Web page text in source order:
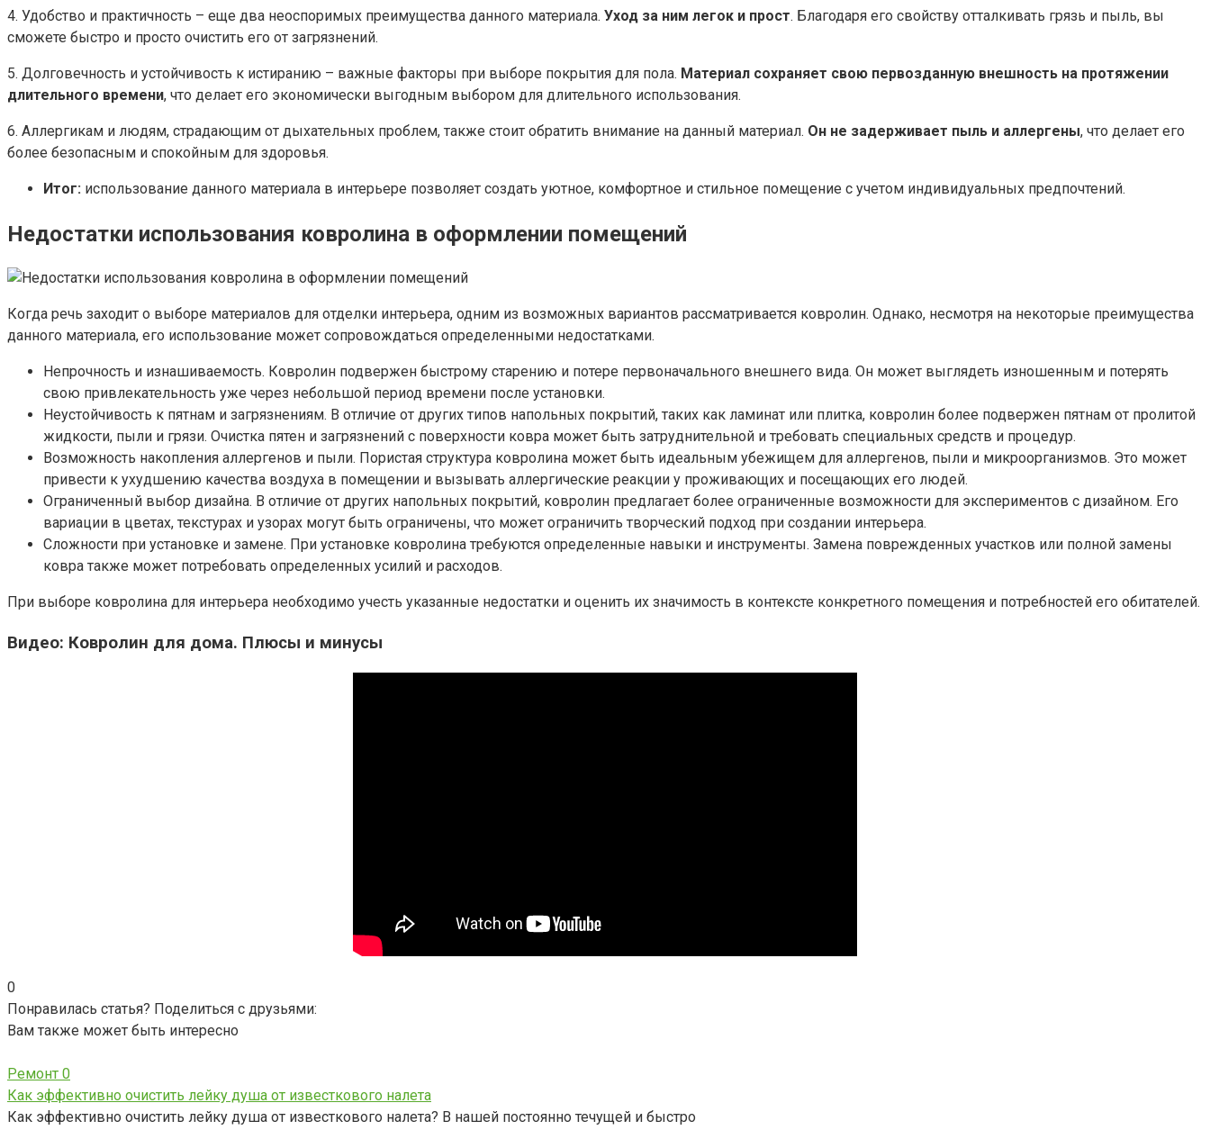
4. Удобство и практичность – еще два неоспоримых преимущества данного материала. Уход за ним легок и прост. Благодаря его свойству отталкивать грязь и пыль, вы
сможете быстро и просто очистить его от загрязнений.
5. Долговечность и устойчивость к истиранию – важные факторы при выборе покрытия для пола. Материал сохраняет свою первозданную внешность на протяжении
длительного времени, что делает его экономически выгодным выбором для длительного использования.
6. Аллергикам и людям, страдающим от дыхательных проблем, также стоит обратить внимание на данный материал. Он не задерживает пыль и аллергены, что делает его
более безопасным и спокойным для здоровья.
Итог: использование данного материала в интерьере позволяет создать уютное, комфортное и стильное помещение с учетом индивидуальных предпочтений.
Недостатки использования ковролина в оформлении помещений
Когда речь заходит о выборе материалов для отделки интерьера, одним из возможных вариантов рассматривается ковролин. Однако, несмотря на некоторые преимущества
данного материала, его использование может сопровождаться определенными недостатками.
Непрочность и изнашиваемость. Ковролин подвержен быстрому старению и потере первоначального внешнего вида. Он может выглядеть изношенным и потерять
свою привлекательность уже через небольшой период времени после установки.
Неустойчивость к пятнам и загрязнениям. В отличие от других типов напольных покрытий, таких как ламинат или плитка, ковролин более подвержен пятнам от пролитой
жидкости, пыли и грязи. Очистка пятен и загрязнений с поверхности ковра может быть затруднительной и требовать специальных средств и процедур.
Возможность накопления аллергенов и пыли. Пористая структура ковролина может быть идеальным убежищем для аллергенов, пыли и микроорганизмов. Это может
привести к ухудшению качества воздуха в помещении и вызывать аллергические реакции у проживающих и посещающих его людей.
Ограниченный выбор дизайна. В отличие от других напольных покрытий, ковролин предлагает более ограниченные возможности для экспериментов с дизайном. Его
вариации в цветах, текстурах и узорах могут быть ограничены, что может ограничить творческий подход при создании интерьера.
Сложности при установке и замене. При установке ковролина требуются определенные навыки и инструменты. Замена поврежденных участков или полной замены
ковра также может потребовать определенных усилий и расходов.
При выборе ковролина для интерьера необходимо учесть указанные недостатки и оценить их значимость в контексте конкретного помещения и потребностей его обитателей.
Видео: Ковролин для дома. Плюсы и минусы
0
Понравилась статья? Поделиться с друзьями:
Вам также может быть интересно
Ремонт 0
Как эффективно очистить лейку душа от известкового налета
Как эффективно очистить лейку душа от известкового налета? В нашей постоянно течущей и быстро